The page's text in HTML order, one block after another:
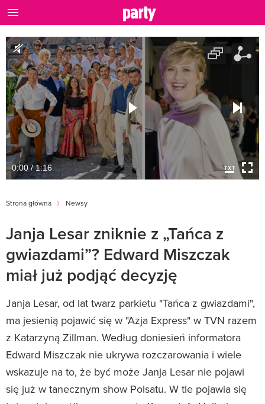
0:00 / 1:16
Strona główna Newsy
Janja Lesar zniknie z „Tańca z
gwiazdami”? Edward Miszczak
miał już podjąć decyzję
Janja Lesar, od lat twarz parkietu "Tańca z gwiazdami",
ma jesienią pojawić się w "Azja Express" w TVN razem
z Katarzyną Zillman. Według doniesień informatora
Edward Miszczak nie ukrywa rozczarowania i wiele
wskazuje na to, że być może Janja Lesar nie pojawi
się już w tanecznym show Polsatu. W tle pojawia się